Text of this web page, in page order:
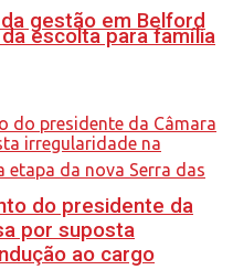
gestão em Belford
escolta para família
do presidente da
por suposta
ao cargo